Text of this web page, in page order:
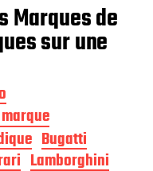
Marques de
sur une
Bugatti
Lamborghini